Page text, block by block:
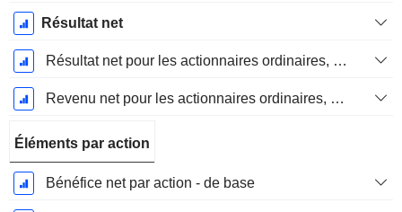
Résultat net
Résultat net pour les actionnaires ordinaires, éléments exceptionnels inclus.
Revenu net pour les actionnaires ordinaires, hors éléments exceptionnelsRésultat net pour les actionnaires ordinaires, éléments exceptionnels exclus.
Éléments par action
Bénéfice net par action - de base